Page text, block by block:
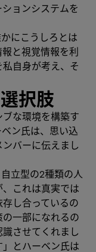
ョンシステムを
にこうしろとは
と視覚情報を利
自身が考え、そ
択肢
な環境を構築す
ン氏は、思い込
バーに伝えまし
立型の2種類の人
これは真実では
し合っているの
一部になれるの
させてくれまし
とハーベン氏は